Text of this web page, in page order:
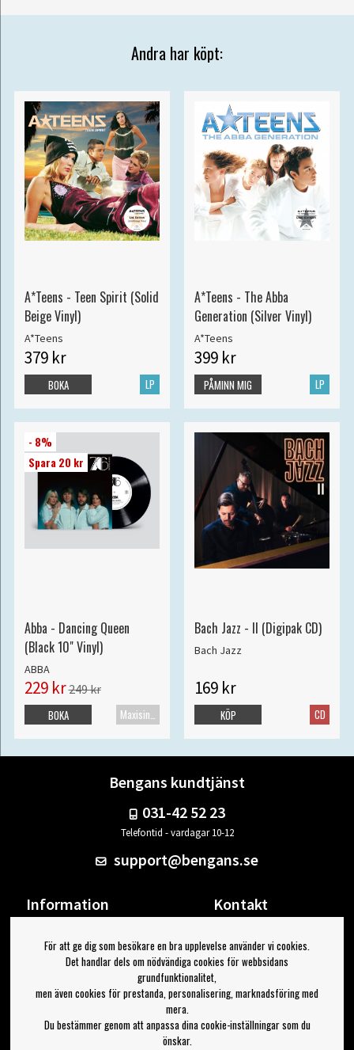
Andra har köpt:
A*Teens - Teen Spirit (Solid
Beige Vinyl)
A*Teens
379 kr
LP
BOKA
A*Teens - The Abba
Generation (Silver Vinyl)
A*Teens
399 kr
LP
PÅMINN MIG
- 8%
Spara 20 kr
Abba - Dancing Queen
(Black 10" Vinyl)
ABBA
229 kr249 kr
Maxisingel
BOKA
Bach Jazz - II (Digipak CD)
Bach Jazz
169 kr
CD
KÖP
Bengans kundtjänst
031-42 52 23
Telefontid - vardagar 10-12
support@bengans.se
Information
Om Bengans
FAQ / Köp- & Leveransvillkor
Kontakt
Din sida
Logga ut
Jag vill ha tips från Bengans
För att ge dig som besökare en bra upplevelse använder vi cookies.
Det handlar dels om nödvändiga cookies för webbsidans
grundfunktionalitet,
men även cookies för prestanda, personalisering, marknadsföring med
mera.
Du bestämmer genom att anpassa dina cookie-inställningar som du
önskar.